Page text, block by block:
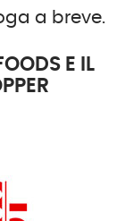
a breve.
E IL